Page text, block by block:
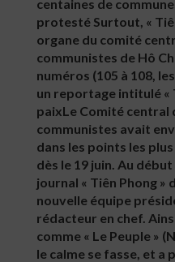
centaines de
protesté Surtout, «
organe du comité
communistes de Hô
numéros (105 à 108,
un reportage intitulé «
paixLe Comité central
communistes avait
dans les points les
dès le 19 juin. Au
journal « Tiên Phong »
nouvelle équipe
rédacteur en chef.
comme « Le Peuple »
le calme se fasse, et a